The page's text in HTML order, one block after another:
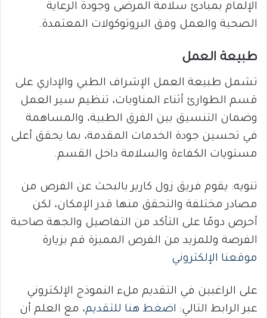
الإلمام بمبادئ سلامة المرضى وجودة الرعاية
الصحية والعمل وفق البروتوكولات المعتمدة.
طبيعة العمل
تشمل طبيعة العمل الإشراف الطبي والإداري على
قسم الطوارئ أثناء المناوبات، تنظيم سير العمل
وضمان التنسيق بين الفرق الطبية، والمساهمة
في تحسين جودة الخدمات المقدمة، بما يحقق أعلى
مستويات الكفاءة والسلامة داخل القسم.
تنويه: يقوم فريق زول كارير بالبحث عن الفرص من
مصادر مختلفة والتحقق منها قدر الإمكان، لكن
أحرص دومًا على التأكد من التفاصيل والجهة صاحبة
الفرصة وللمزيد من الفرص المميزة قم بزيارة
موقعنا الإلكتروني
على الراغبين في التقديم ملء النموذج الإلكتروني
عبر الرابط التالي: اضغط هنا للتقديم، مع العلم أن